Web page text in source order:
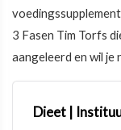
3 Fasen Tim Torfs
aangeleerd en wil je
Dieet |